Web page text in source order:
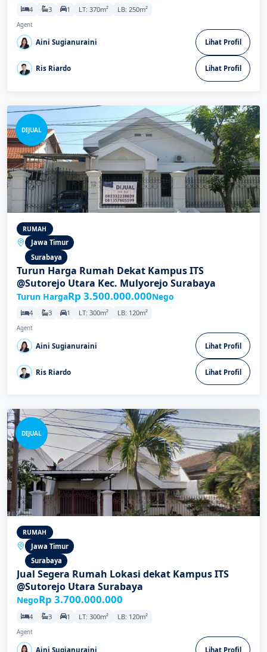
4 3 1 LT: 370m² LB: 250m²
Agent
Aini Sugianuraini Lihat Profil
Ris Riardo Lihat Profil
DIJUAL
RUMAH
Jawa Timur
Surabaya
Turun Harga Rumah Dekat Kampus ITS
@Sutorejo Utara Kec. Mulyorejo Surabaya
Turun HargaRp 3.500.000.000Nego
4 3 1 LT: 300m² LB: 120m²
Agent
Aini Sugianuraini Lihat Profil
Ris Riardo Lihat Profil
DIJUAL
RUMAH
Jawa Timur
Surabaya
Jual Segera Rumah Lokasi dekat Kampus ITS
@Sutorejo Utara Surabaya
NegoRp 3.700.000.000
4 3 1 LT: 300m² LB: 120m²
Agent
Aini Sugianuraini Lihat Profil